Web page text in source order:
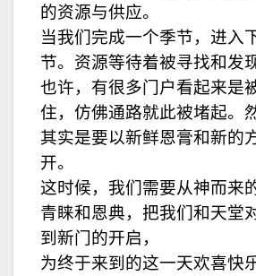
的资源与供应。
当我们完成一个季节，进入
节。资源等待着被寻找和发现
也许，有很多门户看起来是
住，仿佛通路就此被堵起。
其实是要以新鲜恩膏和新的
开。
这时候，我们需要从神而来
青睐和恩典，把我们和天堂
到新门的开启，
为终于来到的这一天欢喜快